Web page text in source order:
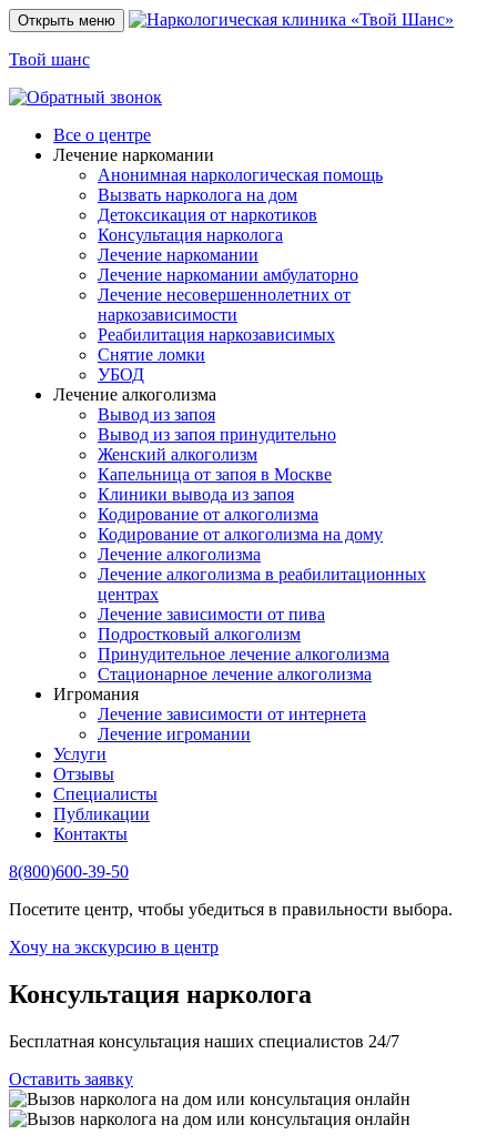
Открыть меню
Твой шанс
Все о центре
Лечение наркомании
Анонимная наркологическая помощь
Вызвать нарколога на дом
Детоксикация от наркотиков
Консультация нарколога
Лечение наркомании
Лечение наркомании амбулаторно
Лечение несовершеннолетних от
наркозависимости
Реабилитация наркозависимых
Снятие ломки
УБОД
Лечение алкоголизма
Вывод из запоя
Вывод из запоя принудительно
Женский алкоголизм
Капельница от запоя в Москве
Клиники вывода из запоя
Кодирование от алкоголизма
Кодирование от алкоголизма на дому
Лечение алкоголизма
Лечение алкоголизма в реабилитационных
центрах
Лечение зависимости от пива
Подростковый алкоголизм
Принудительное лечение алкоголизма
Стационарное лечение алкоголизма
Игромания
Лечение зависимости от интернета
Лечение игромании
Услуги
Отзывы
Специалисты
Публикации
Контакты
8(800)600-39-50
Посетите центр, чтобы убедиться в правильности выбора.
Хочу на экскурсию в центр
Консультация нарколога
Бесплатная консультация наших специалистов 24/7
Оставить заявку